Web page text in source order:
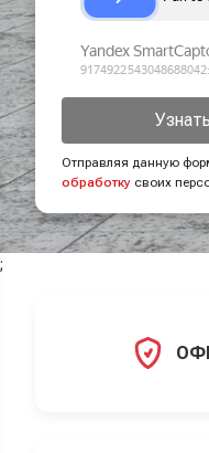
Отправляя данную
обработку своих
;